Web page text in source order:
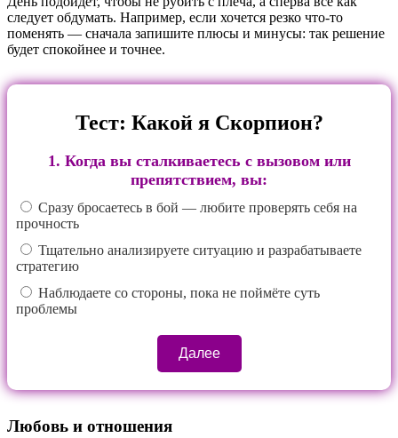
следует обдумать. Например, если хочется резко что‑то
поменять — сначала запишите плюсы и минусы: так решение
будет спокойнее и точнее.
Тест: Какой я Скорпион?
1. Когда вы сталкиваетесь с вызовом или
препятствием, вы:
Сразу бросаетесь в бой — любите проверять себя на
прочность
Тщательно анализируете ситуацию и разрабатываете
стратегию
Наблюдаете со стороны, пока не поймёте суть
проблемы
Далее
Любовь и отношения